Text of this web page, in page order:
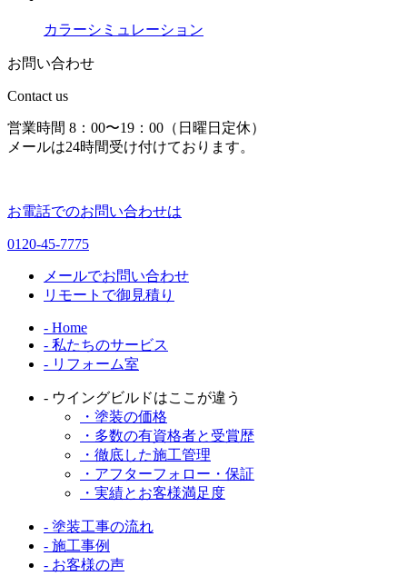
カラーシミュレーション
お問い合わせ
Contact us
営業時間 8：00〜19：00（日曜日定休）
メールは24時間受け付けております。
お電話でのお問い合わせは
0120-45-7775
メールでお問い合わせ
リモートで御見積り
- Home
- 私たちのサービス
- リフォーム室
- ウイングビルドはここが違う
・塗装の価格
・多数の有資格者と受賞歴
・徹底した施工管理
・アフターフォロー・保証
・実績とお客様満足度
- 塗装工事の流れ
- 施工事例
- お客様の声